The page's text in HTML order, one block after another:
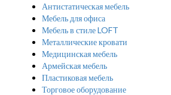
Антистатическая мебель
Мебель для офиса
Мебель в стиле LOFT
Металлические кровати
Медицинская мебель
Армейская мебель
Пластиковая мебель
Торговое оборудование